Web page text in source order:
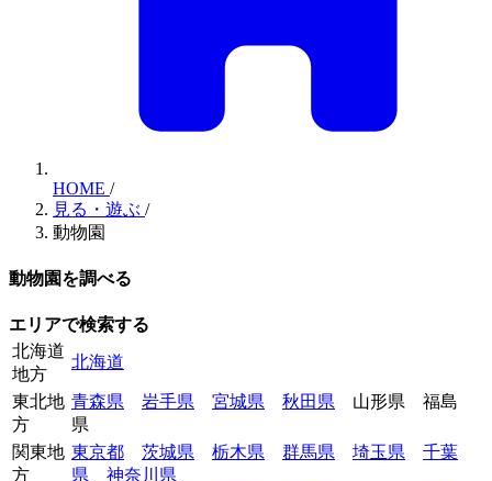
HOME /
見る・遊ぶ /
動物園
動物園を調べる
エリアで検索する
北海道
地方
北海道
東北地
方
青森県 岩手県 宮城県 秋田県 山形県
福島
県
関東地
方
東京都 茨城県 栃木県 群馬県 埼玉県
千葉
県
神奈川県